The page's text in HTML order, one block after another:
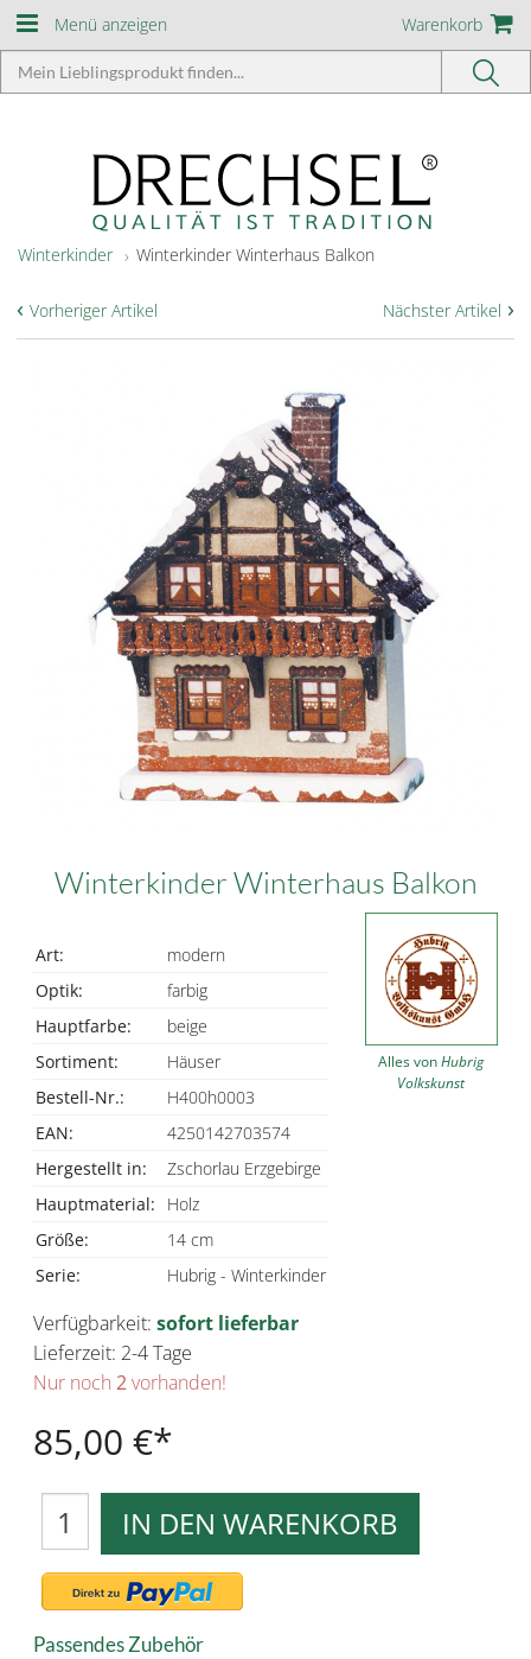
Menü anzeigen Warenkorb
Winterkinder Winterkinder Winterhaus Balkon
Nächster Artikel ›
‹ Vorheriger Artikel
Winterkinder Winterhaus Balkon
Art:
modern
Optik:
farbig
Hauptfarbe:
beige
Sortiment:
Häuser
Bestell-Nr.:
H400h0003
EAN:
4250142703574
Hergestellt in:
Zschorlau Erzgebirge
Hauptmaterial:
Holz
Größe:
14 cm
Serie:
Hubrig - Winterkinder
Alles vonHubrig
Volkskunst
Verfügbarkeit: sofort lieferbar
Lieferzeit: 2-4 Tage
Nur noch 2vorhanden!
85,00 €
IN DEN WARENKORB
Passendes Zubehör